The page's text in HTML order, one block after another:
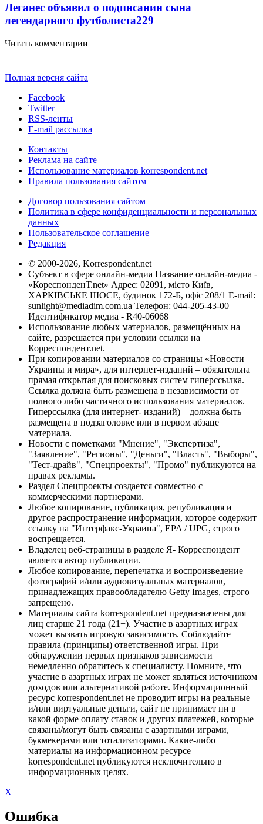
Леганес объявил о подписании сына
легендарного футболиста229
Читать комментарии
Полная версия сайта
Facebook
Twitter
RSS-ленты
E-mail рассылка
Контакты
Реклама на сайте
Использование материалов korrespondent.net
Правила пользования сайтом
Договор пользования сайтом
Политика в сфере конфиденциальности и персональных
данных
Пользовательское соглашение
Редакция
© 2000-2026, Korrespondent.net
Субъект в сфере онлайн-медиа Название онлайн-медиа -
«КореспонденТ.net» Адрес: 02091, місто Київ,
ХАРКІВСЬКЕ ШОСЕ, будинок 172-Б, офіс 208/1 E-mail:
sunlight@mediadim.com.ua Телефон: 044-205-43-00
Идентификатор медиа - R40-06068
Использование любых материалов, размещённых на
сайте, разрешается при условии ссылки на
Корреспондент.net.
При копировании материалов со страницы «Новости
Украины и мира», для интернет-изданий – обязательна
прямая открытая для поисковых систем гиперссылка.
Ссылка должна быть размещена в независимости от
полного либо частичного использования материалов.
Гиперссылка (для интернет- изданий) – должна быть
размещена в подзаголовке или в первом абзаце
материала.
Новости с пометками "Мнение", "Экспертиза",
"Заявление", "Регионы", "Деньги", "Власть", "Выборы",
"Тест-драйв", "Спецпроекты", "Промо" публикуются на
правах рекламы.
Раздел Спецпроекты создается совместно с
коммерческими партнерами.
Любое копирование, публикация, републикация и
другое распространение информации, которое содержит
ссылку на "Интерфакс-Украина", EPA / UPG, строго
воспрещается.
Владелец веб-страницы в разделе Я- Корреспондент
является автор публикации.
Любое копирование, перепечатка и воспроизведение
фотографий и/или аудиовизуальных материалов,
принадлежащих правообладателю Getty Images, строго
запрещено.
Материалы сайта korrespondent.net предназначены для
лиц старше 21 года (21+). Участие в азартных играх
может вызвать игровую зависимость. Соблюдайте
правила (принципы) ответственной игры. При
обнаружении первых признаков зависимости
немедленно обратитесь к специалисту. Помните, что
участие в азартных играх не может являться источником
доходов или альтернативой работе. Информационный
ресурс korrespondent.net не проводит игры на реальные
и/или виртуальные деньги, сайт не принимает ни в
какой форме оплату ставок и других платежей, которые
связаны/могут быть связаны с азартными играми,
букмекерами или тотализаторами. Какие-либо
материалы на информационном ресурсе
korrespondent.net публикуются исключительно в
информационных целях.
X
Ошибка